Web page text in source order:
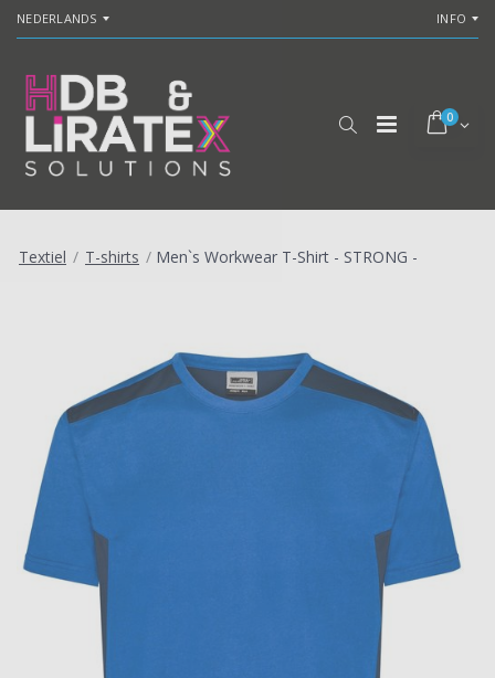
NEDERLANDS INFO
0
Textiel / T-shirts / Men`s Workwear T-Shirt - STRONG -